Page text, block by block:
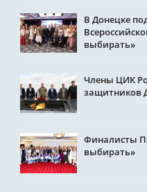
В Донецке
выбирать»
Члены ЦИК
защитников
Финалисты
выбирать»